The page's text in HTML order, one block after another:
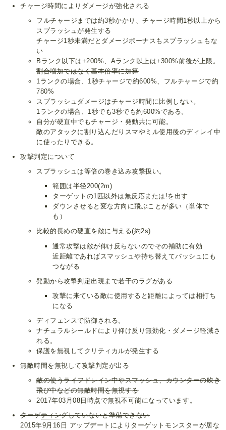
チャージ時間によりダメージが強化される
フルチャージまでは約3秒かかり、チャージ時間1秒以上から
スプラッシュが発生する
チャージ1秒未満だとダメージボーナスもスプラッシュもな
い
Bランク以下は+200%、Aランク以上は+300%前後が上限。
割合増加ではなく基本倍率に加算
1ランクの場合、1秒チャージで約600%、フルチャージで約
780%
スプラッシュダメージはチャージ時間に比例しない。
1ランクの場合、1秒でも3秒でも約600%である。
自分が硬直中でもチャージ・発動共に可能。
敵のアタックに割り込んだりスマやミル使用後のディレイ中
に使ったりできる。
攻撃判定について
スプラッシュは等倍の巻き込み攻撃扱い。
範囲は半径200(2m)
ターゲットの1匹以外は無反応または!を出す
ダウンさせると変な方向に飛ぶことが多い（単体で
も）
比較的長めの硬直を敵に与える(約2s)
通常攻撃は敵が仰け反らないのでその補助に有効
近距離であればスマッシュや持ち替えてバッシュにも
つながる
発動から攻撃判定出現まで若干のラグがある
攻撃に来ている敵に使用すると距離によっては相打ち
になる
ディフェンスで防御される。
ナチュラルシールドにより仰け反り無効化・ダメージ軽減さ
れる。
保護を無視してクリティカルが発生する
無敵時間を無視して攻撃判定が出る
敵の使うライフドレイン中やスマッシュ、カウンターの吹き
飛び中などの無敵時間を無視する
2017年03月08日時点で無視不可能になっています。
ターゲティングしていないと準備できない
2015年9月16日 アップデートによりターゲットモンスターが居な